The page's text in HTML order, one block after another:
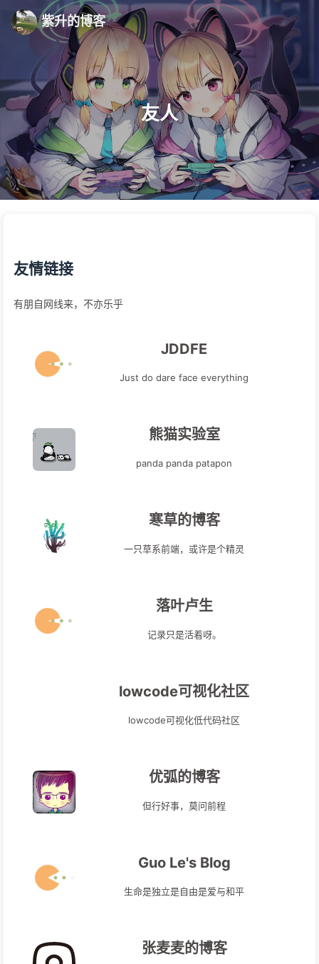
紫升的博客
友人
友情链接
有朋自网线来，不亦乐乎
JDDFE
Just do dare face everything
熊猫实验室
panda panda patapon
寒草的博客
一只草系前端，或许是个精灵
落叶卢生
记录只是活着呀。
lowcode可视化社区
lowcode可视化低代码社区
优弧的博客
但行好事，莫问前程
Guo Le's Blog
生命是独立是自由是爱与和平
张麦麦的博客